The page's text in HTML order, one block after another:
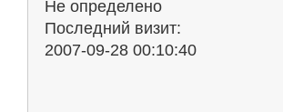
Не определено
Последний визит:
2007-09-28 00:10:40